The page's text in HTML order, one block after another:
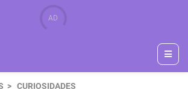
CURIOSIDADES